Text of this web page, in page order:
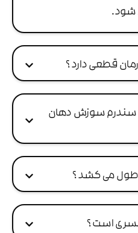
شود.
قطعی دارد ؟
سندرم سوزش دهان
طول می کشد ؟
است ؟